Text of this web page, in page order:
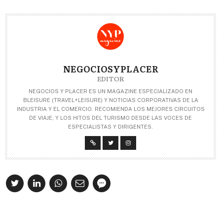
NEGOCIOSYPLACER
EDITOR
NEGOCIOS Y PLACER ES UN MAGAZINE ESPECIALIZADO EN
BLEISURE (TRAVEL+LEISURE) Y NOTICIAS CORPORATIVAS DE LA
INDUSTRIA Y EL COMERCIO. RECOMIENDA LOS MEJORES CIRCUITOS
DE VIAJE, Y LOS HITOS DEL TURISMO DESDE LAS VOCES DE
ESPECIALISTAS Y DIRIGENTES.